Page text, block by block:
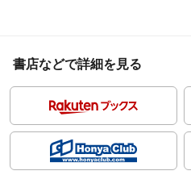
書店などで詳細を見る